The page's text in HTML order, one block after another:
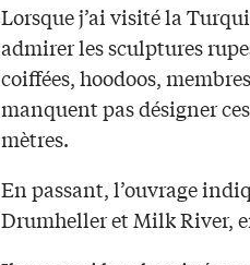
Lorsque j’ai visité la
admirer les sculptures
coiffées, hoodoos,
manquent pas désigner
mètres.
En passant, l’ouvrage
Drumheller et Milk River,